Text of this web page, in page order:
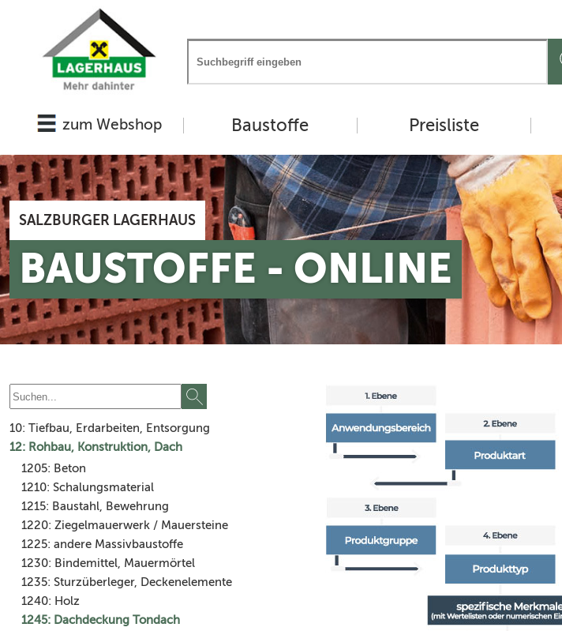
zum Webshop Baustoffe Preisliste
SALZBURGER LAGERHAUS
BAUSTOFFE - ONLINE
10: Tiefbau, Erdarbeiten, Entsorgung
12: Rohbau, Konstruktion, Dach
1205: Beton
1210: Schalungsmaterial
1215: Baustahl, Bewehrung
1220: Ziegelmauerwerk / Mauersteine
1225: andere Massivbaustoffe
1230: Bindemittel, Mauermörtel
1235: Sturzüberleger, Deckenelemente
1240: Holz
1245: Dachdeckung Tondach